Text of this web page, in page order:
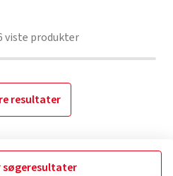
viste produkter
resultater
søgeresultater